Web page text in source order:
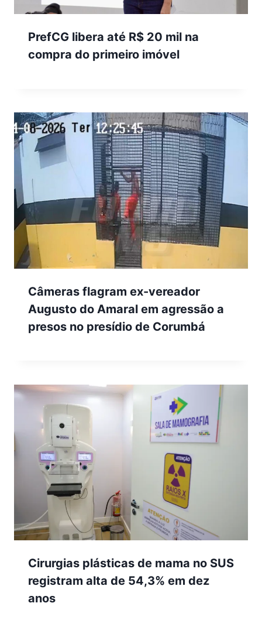
PrefCG libera até R$ 20 mil na
compra do primeiro imóvel
Câmeras flagram ex-vereador
Augusto do Amaral em agressão a
presos no presídio de Corumbá
Cirurgias plásticas de mama no SUS
registram alta de 54,3% em dez
anos